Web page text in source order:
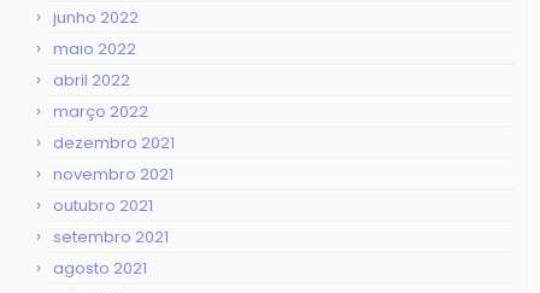
junho 2022
maio 2022
abril 2022
março 2022
dezembro 2021
novembro 2021
outubro 2021
setembro 2021
agosto 2021